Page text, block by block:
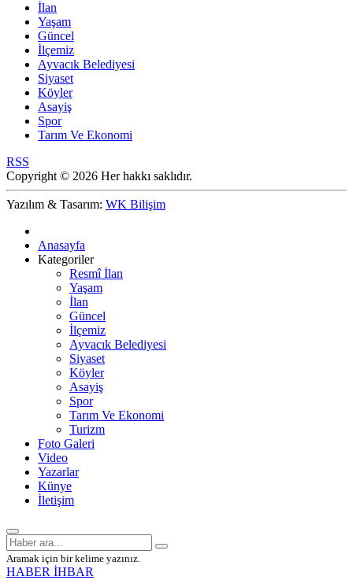
İlan
Yaşam
Güncel
İlçemiz
Ayvacık Belediyesi
Siyaset
Köyler
Asayiş
Spor
Tarım Ve Ekonomi
RSS
Copyright © 2026 Her hakkı saklıdır.
Yazılım & Tasarım: WK Bilişim
Anasayfa
Kategoriler
Resmî İlan
Yaşam
İlan
Güncel
İlçemiz
Ayvacık Belediyesi
Siyaset
Köyler
Asayiş
Spor
Tarım Ve Ekonomi
Turizm
Foto Galeri
Video
Yazarlar
Künye
İletişim
Aramak için bir kelime yazınız.
HABER İHBAR